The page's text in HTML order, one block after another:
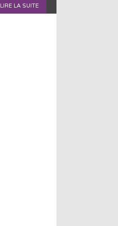
LIRE LA SUITE